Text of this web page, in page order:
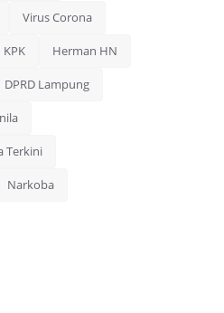
Virus Corona
KPK Herman HN
DPRD Lampung
Terkini
Narkoba